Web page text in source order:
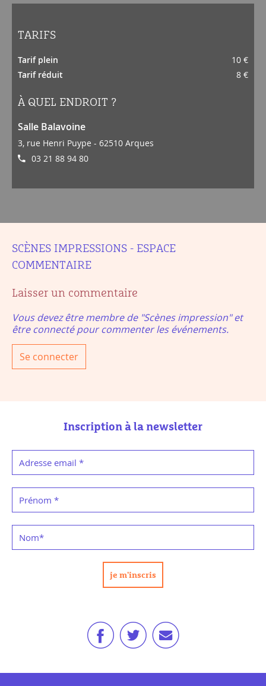
TARIFS
Tarif plein
10 €
Tarif réduit
8 €
À QUEL ENDROIT ?
Salle Balavoine
3, rue Henri Puype - 62510 Arques
03 21 88 94 80
SCÈNES IMPRESSIONS - ESPACE
COMMENTAIRE
Laisser un commentaire
Vous devez être membre de "Scènes impression" et
être connecté pour commenter les événements.
Se connecter
Inscription à la newsletter
Adresse email *
Prénom *
Nom*